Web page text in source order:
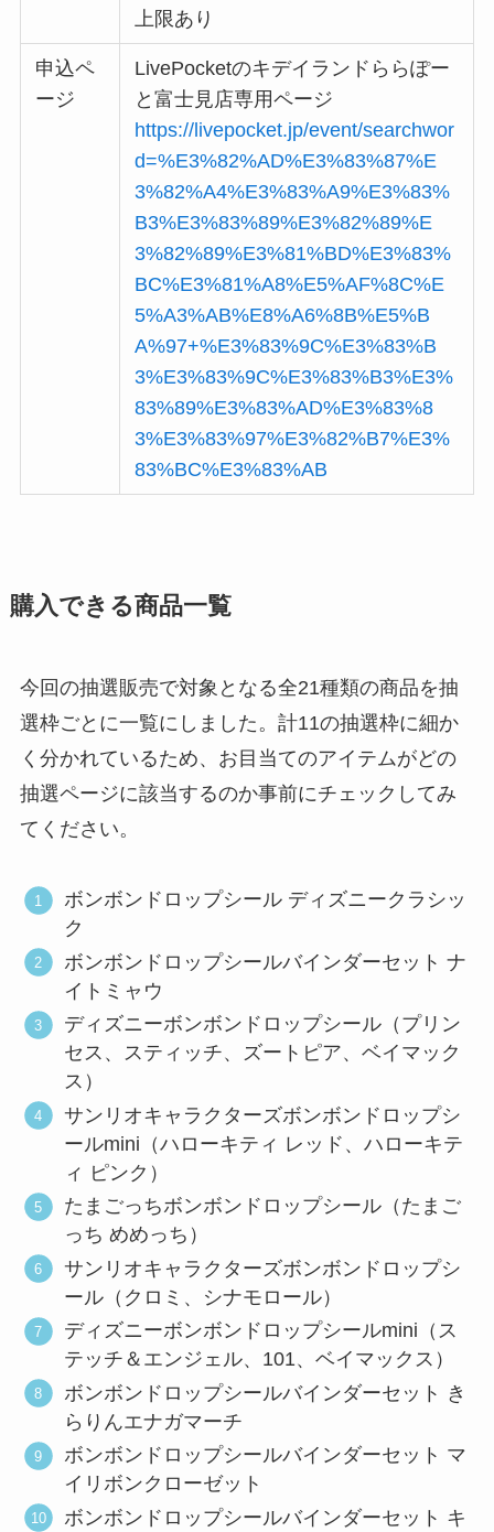
上限あり
申込ペ
ージ
LivePocketのキデイランドららぽー
と富士見店専用ページ
https://livepocket.jp/event/searchwor
d=%E3%82%AD%E3%83%87%E
3%82%A4%E3%83%A9%E3%83%
B3%E3%83%89%E3%82%89%E
3%82%89%E3%81%BD%E3%83%
BC%E3%81%A8%E5%AF%8C%E
5%A3%AB%E8%A6%8B%E5%B
A%97+%E3%83%9C%E3%83%B
3%E3%83%9C%E3%83%B3%E3%
83%89%E3%83%AD%E3%83%8
3%E3%83%97%E3%82%B7%E3%
83%BC%E3%83%AB
購入できる商品一覧
今回の抽選販売で対象となる全21種類の商品を抽
選枠ごとに一覧にしました。計11の抽選枠に細か
く分かれているため、お目当てのアイテムがどの
抽選ページに該当するのか事前にチェックしてみ
てください。
ボンボンドロップシール ディズニークラシッ
ク
ボンボンドロップシールバインダーセット ナ
イトミャウ
ディズニーボンボンドロップシール（プリン
セス、スティッチ、ズートピア、ベイマック
ス）
サンリオキャラクターズボンボンドロップシ
ールmini（ハローキティ レッド、ハローキテ
ィ ピンク）
たまごっちボンボンドロップシール（たまご
っち めめっち）
サンリオキャラクターズボンボンドロップシ
ール（クロミ、シナモロール）
ディズニーボンボンドロップシールmini（ス
テッチ＆エンジェル、101、ベイマックス）
ボンボンドロップシールバインダーセット き
らりんエナガマーチ
ボンボンドロップシールバインダーセット マ
イリボンクローゼット
ボンボンドロップシールバインダーセット キ